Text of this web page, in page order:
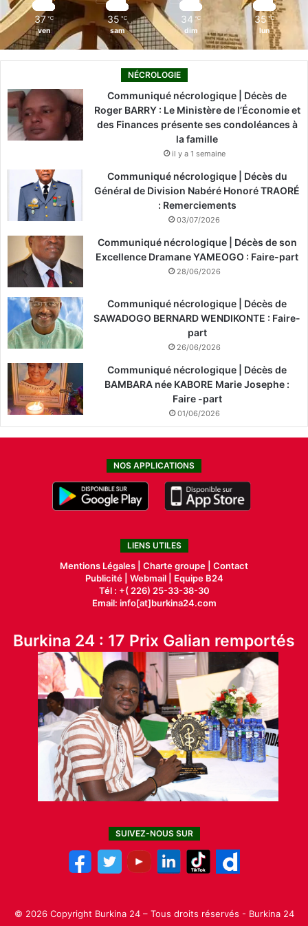
37 ℃
ven
35 ℃
sam
34 ℃
dim
35 ℃
lun
NÉCROLOGIE
Communiqué nécrologique | Décès de
Roger BARRY : Le Ministère de l’Économie et
des Finances présente ses condoléances à
la famille
il y a 1 semaine
Communiqué nécrologique | Décès du
Général de Division Nabéré Honoré TRAORÉ
: Remerciements
03/07/2026
Communiqué nécrologique | Décès de son
Excellence Dramane YAMEOGO : Faire-part
28/06/2026
Communiqué nécrologique | Décès de
SAWADOGO BERNARD WENDIKONTE : Faire-
part
26/06/2026
Communiqué nécrologique | Décès de
BAMBARA née KABORE Marie Josephe :
Faire -part
01/06/2026
NOS APPLICATIONS
LIENS UTILES
Mentions Légales | Charte groupe | Contact
Publicité| Webmail |
Equipe B24
Tél : +( 226) 25-33-38-30
Email: info[at]burkina24.com
Burkina 24 : 17 Prix Galian remportés
SUIVEZ-NOUS SUR
© 2026 Copyright Burkina 24 – Tous droits réservés - Burkina 24